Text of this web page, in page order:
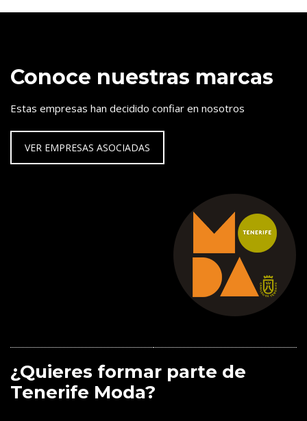
Conoce nuestras marcas
Estas empresas han decidido confiar en nosotros
VER EMPRESAS ASOCIADAS
¿Quieres formar parte de
Tenerife Moda?